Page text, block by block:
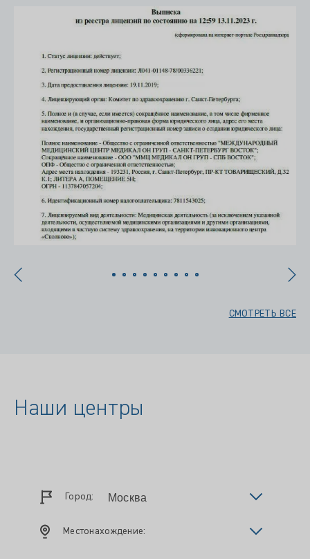
СМОТРЕТЬ ВСЕ
Наши центры
Город:
Местонахождение: